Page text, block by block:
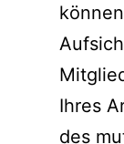
Ihres
des